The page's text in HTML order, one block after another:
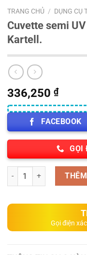
TRANG CHỦ / DỤNG CỤ
Cuvette semi
Kartell.
336,250 ₫
FACEBOOK
GỌI
Số lượng
Gọi điện